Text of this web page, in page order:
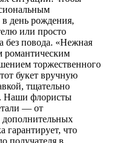
день рождения,
или просто
без повода. «Нежная
романтическим
торжественного
букет вручную
тщательно
Наши флористы
— от
дополнительных
гарантирует, что
получателя в